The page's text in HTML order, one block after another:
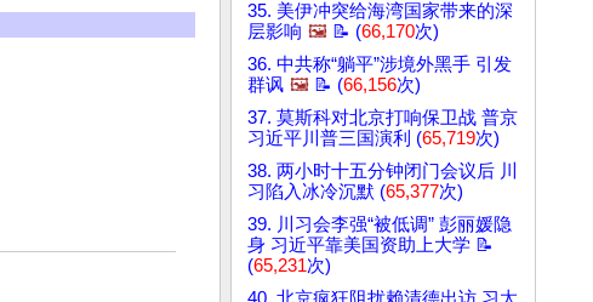
35. 美伊冲突给海湾国家带来的深
层影响 🖼️ 📝 (66,170次)
36. 中共称“躺平”涉境外黑手 引发
群讽 🖼️ 📝 (66,156次)
37. 莫斯科对北京打响保卫战 普京
习近平川普三国演利 (65,719次)
38. 两小时十五分钟闭门会议后 川
习陷入冰冷沉默 (65,377次)
39. 川习会李强“被低调” 彭丽媛隐
身 习近平靠美国资助上大学 📝
(65,231次)